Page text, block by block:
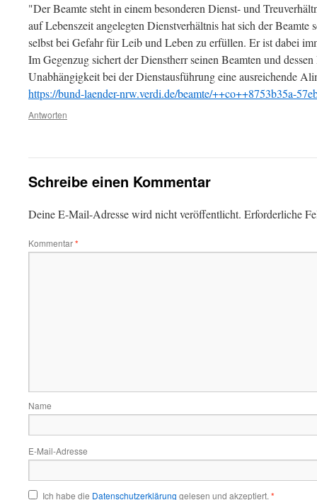
"Der Beamte steht in einem besonderen Dienst- und
auf Lebenszeit angelegten Dienstverhältnis hat sich der
selbst bei Gefahr für Leib und Leben zu erfüllen. Er ist dabei
Im Gegenzug sichert der Dienstherr seinen Beamten und
Unabhängigkeit bei der Dienstausführung eine ausreichende
https://bund-laender-nrw.verdi.de/beamte/++co++8753b35a-
Antworten
Schreibe einen Kommentar
Deine E-Mail-Adresse wird nicht veröffentlicht. Erforderliche
Kommentar*
Name
E-Mail-Adresse
Ich habe die Datenschutzerklärung gelesen und akzeptiert. *